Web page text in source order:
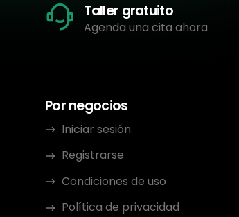
Taller gratuito
Agenda una cita ahora
Por negocios
Iniciar sesión
Registrarse
Condiciones de uso
Política de privacidad